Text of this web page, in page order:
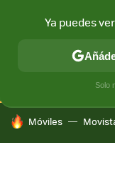
CONECTIVIDAD
HOY SE HABLA DE
Móviles
Ya puedes
Solo